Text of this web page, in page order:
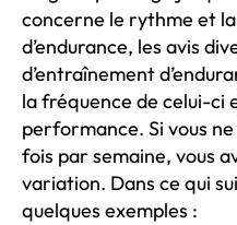
concerne le rythme et
d’endurance, les avis
d’entraînement
la fréquence de celui-ci
performance. Si vous
fois par semaine, vous
variation. Dans ce qui
quelques exemples :